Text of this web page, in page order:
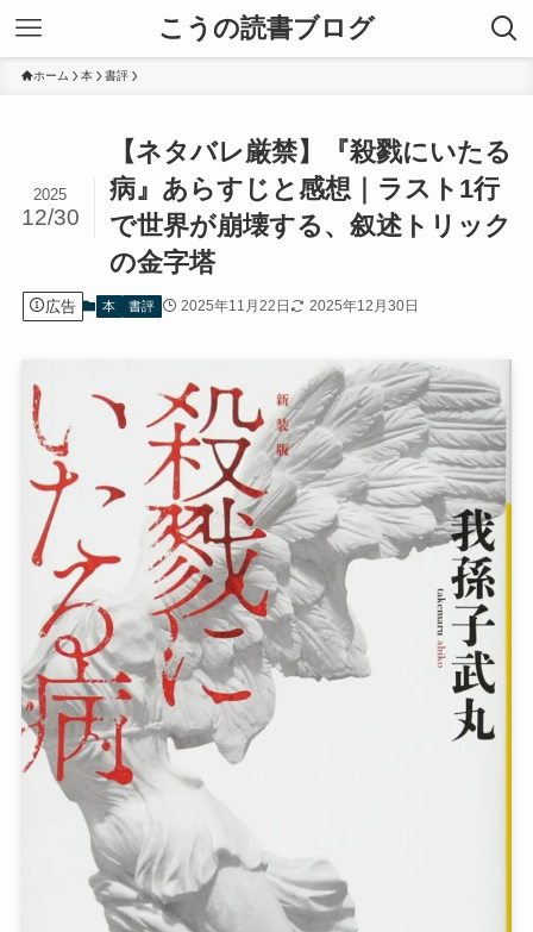
こうの読書ブログ
ホーム 本 書評
【ネタバレ厳禁】『殺戮にいたる
病』あらすじと感想｜ラスト1行
で世界が崩壊する、叙述トリック
の金字塔
2025
12/30
広告 本 書評 2025年11月22日 2025年12月30日